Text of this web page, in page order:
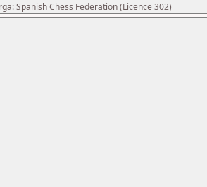
Spanish Chess Federation (Licence 302)